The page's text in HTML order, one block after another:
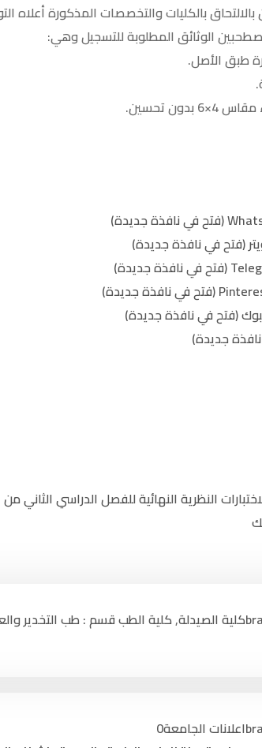
بالالتحاق بالكليات والتخصصات المذكورة
الوثائق المطلوبة للتسجيل وهي:
طبق الأصل.
(فتح في نافذة جديدة)
(فتح في نافذة جديدة)
جديدة)
النظرية النهائية للفصل الدراسي الثاني من العام
كلية الصيدلة,كلية الطب قسم : طب التخدير
اعلانات الجامعة0
عـن الجـــامعـة
وأنظمة الجامعة
الخدمات